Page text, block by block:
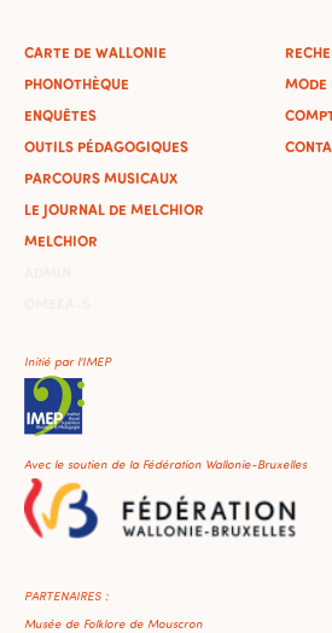
CARTE DE WALLONIE
PHONOTHÈQUE
ENQUÊTES
OUTILS PÉDAGOGIQUES
PARCOURS MUSICAUX
LE JOURNAL DE MELCHIOR
MELCHIOR
MODE
Initié par l'IMEP
Avec le soutien de la Fédération Wallonie-Bruxelles
PARTENAIRES :
Musée de Folklore de Mouscron